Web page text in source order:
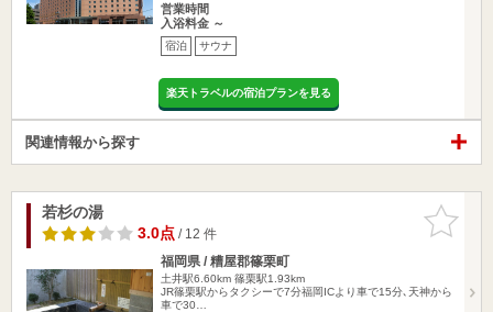
営業時間
入浴料金 ～
宿泊 サウナ
楽天トラベルの宿泊プランを見る
関連情報から探す
お気に入
りに追加
若杉の湯
3.0点/ 12 件
福岡県 / 糟屋郡篠栗町
土井駅6.60km 篠栗駅1.93km
JR篠栗駅からタクシーで7分福岡ICより車で15分､天神から
車で30…